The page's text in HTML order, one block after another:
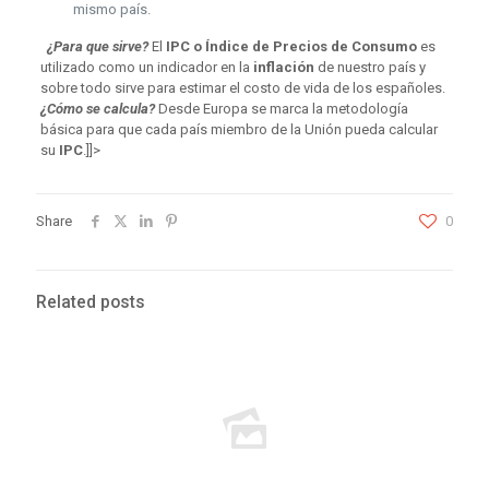
mismo país.
¿Para que sirve?El IPC o Índice de Precios de Consumoes
utilizado como un indicador en la inflación de nuestro país y
sobre todo sirve para estimar el costo de vida de los españoles.
¿Cómo se calcula?Desde Europa se marca la metodología
básica para que cada país miembro de la Unión pueda calcular
su IPC.]]>
Share 0
Related posts